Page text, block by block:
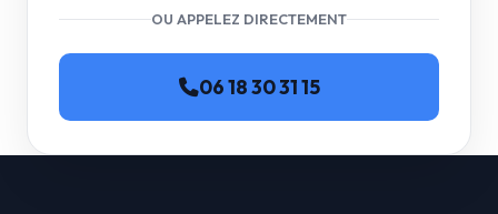
OU APPELEZ DIRECTEMENT
06 18 30 31 15